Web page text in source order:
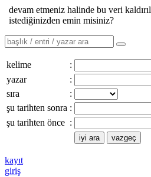
devam etmeniz halinde bu veri
istediğinizden emin misiniz?
kelime
:
yazar
:
sıra
:
şu tarihten sonra :
şu tarihten önce :
kayıt
giriş